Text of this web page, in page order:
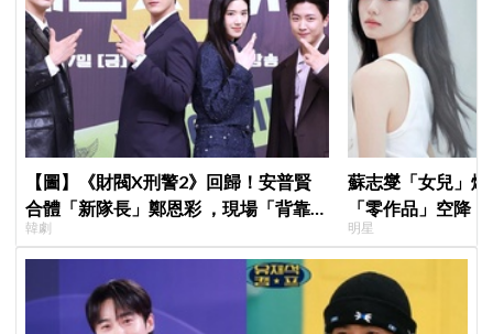
【圖】《財閥X刑警2》回歸！安普賢
合體「新隊長」鄭恩彩 ，現場「背靠背
比槍」霸氣爆棚
韓劇
蘇志燮「女兒」
「零作品」空降
片被挖出網驚呆
明星